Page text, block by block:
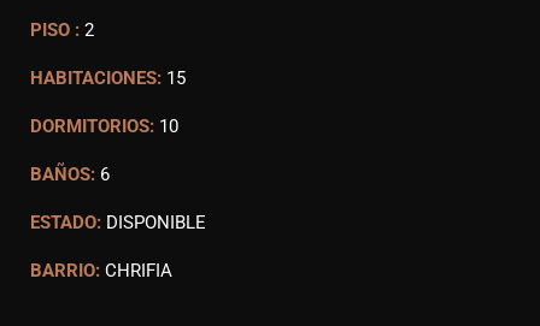
PISO : 2
HABITACIONES: 15
DORMITORIOS: 10
BAÑOS: 6
ESTADO: DISPONIBLE
BARRIO: CHRIFIA